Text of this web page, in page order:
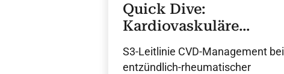
Quick Dive:
Kardiovaskuläre
Komorbiditäten bei
Rheuma
S3-Leitlinie CVD-Management bei
entzündlich-rheumatischer